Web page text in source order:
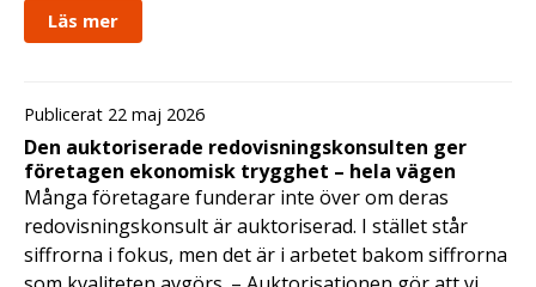
Läs mer
Publicerat 22 maj 2026
Den auktoriserade redovisningskonsulten ger
företagen ekonomisk trygghet – hela vägen
Många företagare funderar inte över om deras
redovisningskonsult är auktoriserad. I stället står
siffrorna i fokus, men det är i arbetet bakom siffrorna